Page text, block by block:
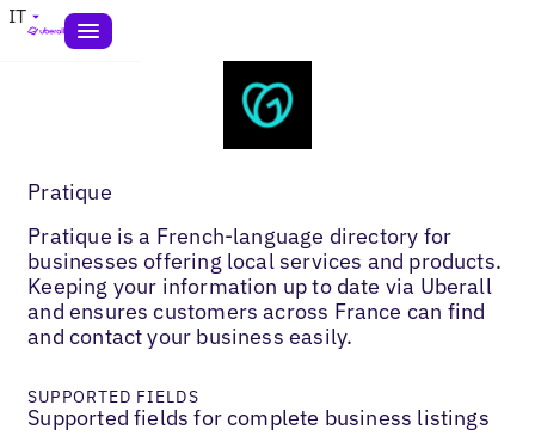
IT
Pratique
Pratique is a French-language directory for
businesses offering local services and products.
Keeping your information up to date via Uberall
and ensures customers across France can find
and contact your business easily.
SUPPORTED FIELDS
Supported fields for complete business listings